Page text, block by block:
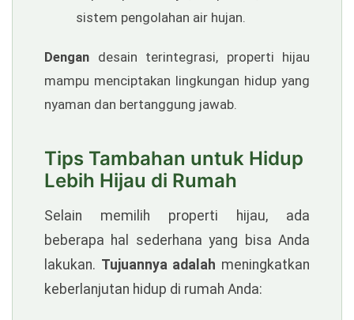
sistem pengolahan air hujan.
Dengan desain terintegrasi, properti hijau
mampu menciptakan lingkungan hidup yang
nyaman dan bertanggung jawab.
Tips Tambahan untuk Hidup
Lebih Hijau di Rumah
Selain memilih properti hijau, ada
beberapa hal sederhana yang bisa Anda
lakukan. Tujuannya adalah meningkatkan
keberlanjutan hidup di rumah Anda: